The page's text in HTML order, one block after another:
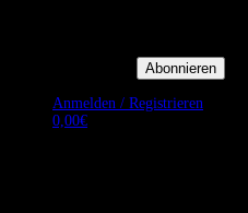
Anmelden / Registrieren
0,00€